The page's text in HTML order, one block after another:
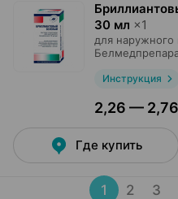
30 мл ×1
для наружного
Инструкция
2,26 —
Где купить
1 2 3